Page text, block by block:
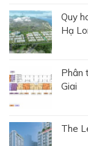
Quy
Hạ
Phân
Giai
The